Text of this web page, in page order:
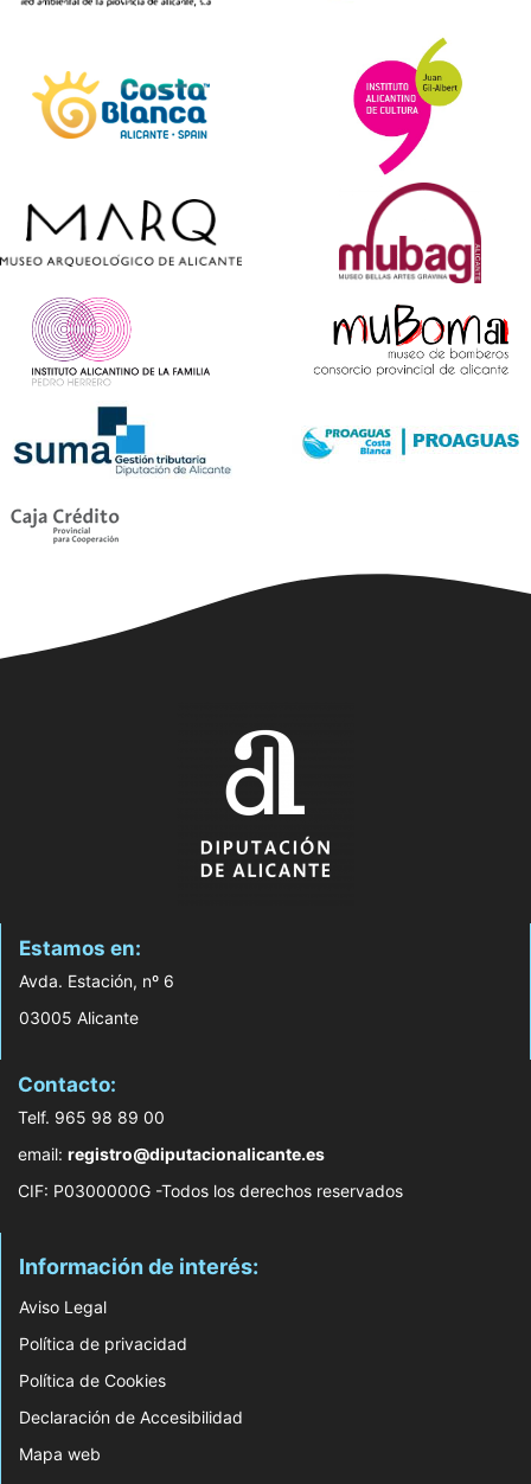
Estamos en:
Avda. Estación, nº 6
03005 Alicante
Contacto:
Telf. 965 98 89 00
email: registro@diputacionalicante.es
CIF: P0300000G -Todos los derechos reservados
Información de interés:
Aviso Legal
Política de privacidad
Política de Cookies
Declaración de Accesibilidad
Mapa web